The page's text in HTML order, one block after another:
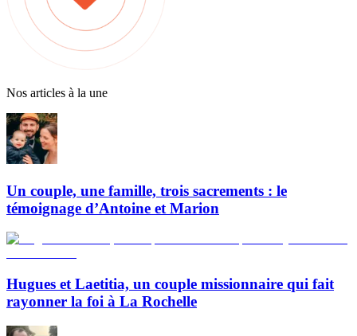
Nos articles à la une
Un couple, une famille, trois sacrements : le
témoignage d’Antoine et Marion
Hugues et Laetitia, un couple missionnaire qui fait
rayonner la foi à La Rochelle